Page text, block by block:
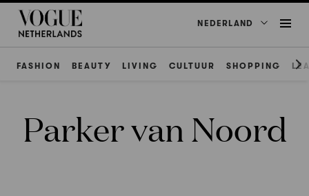
NEDERLAND
FASHION BEAUTY LIVING CULTUUR SHOPPING
Parker van Noord